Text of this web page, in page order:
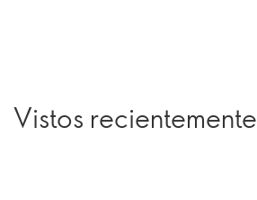
Vistos recientemente